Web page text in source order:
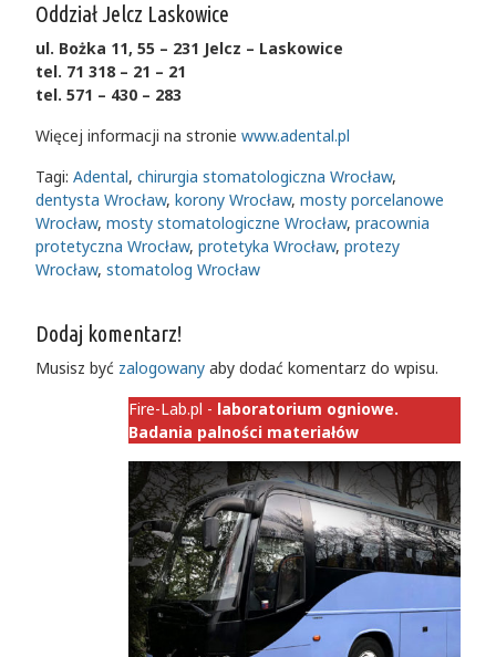
Oddział Jelcz Laskowice
ul. Bożka 11, 55 – 231 Jelcz – Laskowice
tel. 71 318 – 21 – 21
tel. 571 – 430 – 283
Więcej informacji na stronie www.adental.pl
Tagi: Adental, chirurgia stomatologiczna Wrocław,
dentysta Wrocław, korony Wrocław, mosty porcelanowe
Wrocław, mosty stomatologiczne Wrocław, pracownia
protetyczna Wrocław, protetyka Wrocław, protezy
Wrocław, stomatolog Wrocław
Dodaj komentarz!
Musisz być zalogowany aby dodać komentarz do wpisu.
Fire-Lab.pl - laboratorium ogniowe.
Badania palności materiałów